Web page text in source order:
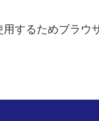
するためブラウ